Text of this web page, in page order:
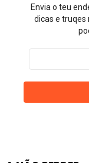
Envia o teu
dicas e truqes
Endereço
email